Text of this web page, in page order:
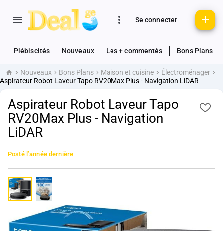
Se connecter
Plébiscités Nouveaux Les + commentés Bons Plans
AccueilNouveaux Bons Plans Maison et cuisine
Électroménager
Aspirateur Robot Laveur Tapo RV20Max Plus - Navigation LiDAR
Aspirateur Robot Laveur Tapo
RV20Max Plus - Navigation
LiDAR
Posté l’année dernière